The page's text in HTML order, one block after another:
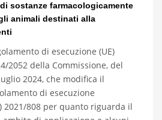
sostanze farmacologicamente
animali destinati alla
di esecuzione (UE)
2052 della Commissione, del
2024, che modifica il
di esecuzione
2021/808 per quanto riguarda il